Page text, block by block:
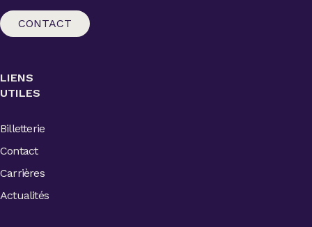
CONTACT
LIENS
UTILES
Billetterie
Contact
Carrières
Actualités